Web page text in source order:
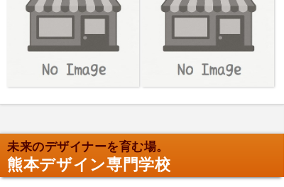
未来のデザイナーを育む場。
熊本デザイン専門学校